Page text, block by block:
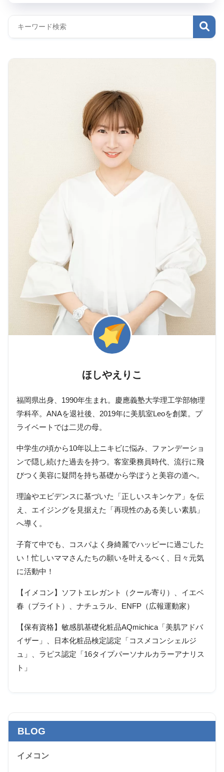
ほしやえりこ
福岡県出身、1990年生まれ。慶應義塾大学理工学部物理
学科卒。ANAを退社後、2019年に美肌室Leoを創業。プ
ライベートでは二児の母。
中学生の頃から10年以上ニキビに悩み、ファンデーショ
ンで隠し続けた過去を持つ。客室乗務員時代、流行に飛
びつく美容に疑問を持ち基礎から学ぼうと美容の道へ。
理論やエビデンスに基づいた「正しいスキンケア」を伝
え、エイジングを見据えた「再現性のある美しい素肌」
へ導く。
子育て中でも、コスパよく身綺麗でハッピーに過ごした
い！忙しいママさんたちの願いを叶えるべく、日々元気
に活動中！
【イメコン】ソフトエレガント（クール寄り）、イエベ
春（ブライト）、ナチュラル、ENFP（広報運動家）
【保有資格】敏感肌基礎化粧品AQmichica「美肌アドバ
イザー」、日本化粧品検定認定「コスメコンシェルジ
ュ」、ラピス認定「16タイプパーソナルカラーアナリス
ト」
BLOG
イメコン